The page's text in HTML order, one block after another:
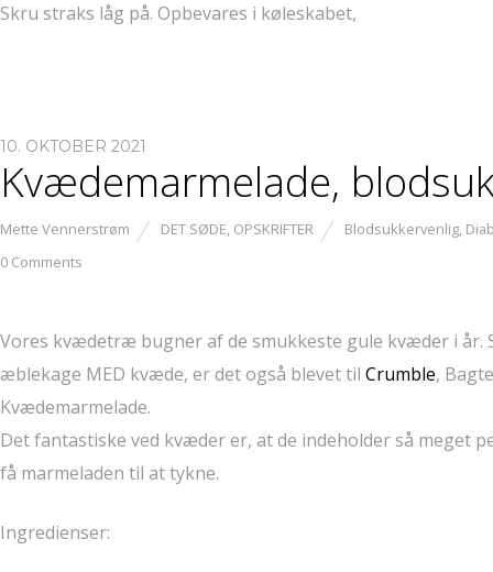
Skru straks låg på. Opbevares i køleskabet,
10. OKTOBER 2021
Kvædemarmelade,
Mette Vennerstrøm DET SØDE, OPSKRIFTER Blodsukkervenlig,
0 Comments
Vores kvædetræ bugner af de smukkeste gule kvæder i år.
æblekage MED kvæde, er det også blevet til Crumble,
Kvædemarmelade.
Det fantastiske ved kvæder er, at de indeholder så
få marmeladen til at tykne.
Ingredienser: